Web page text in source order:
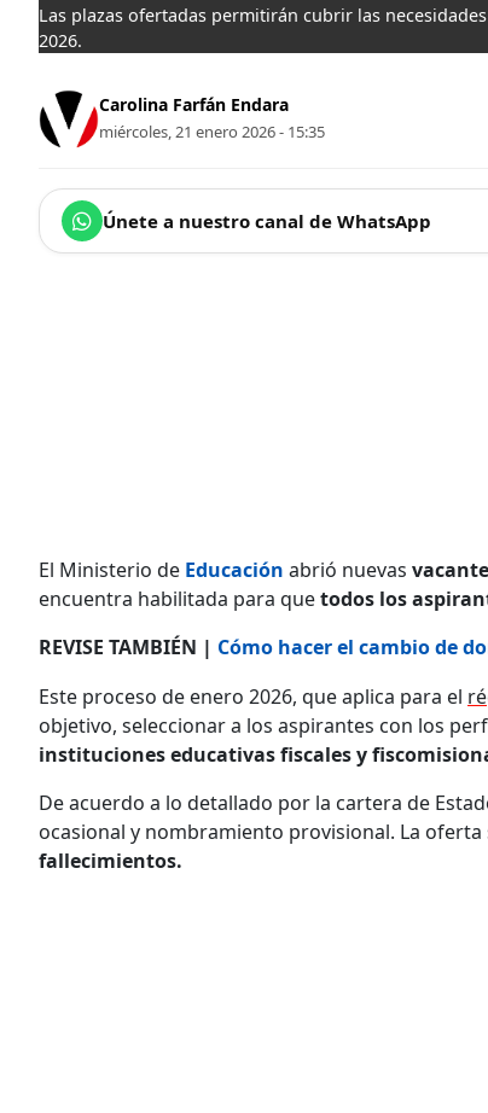
Las plazas ofertadas permitirán cubrir las
2026.
Carolina Farfán Endara
miércoles, 21 enero 2026 - 15:35
Únete a nuestro canal de WhatsApp
El Ministerio de Educación abrió nuevas
encuentra habilitada para quetodos los
REVISE TAMBIÉN | Cómo hacer el cambio de
Este proceso de enero 2026, que aplica para el
objetivo, seleccionar a los aspirantes con los
instituciones educativas fiscales y
De acuerdo a lo detallado por la cartera de
ocasional y nombramiento provisional. La
fallecimientos.